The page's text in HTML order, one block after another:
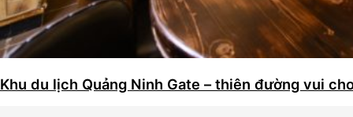
Khu du lịch Quảng Ninh Gate – thiên đường vui